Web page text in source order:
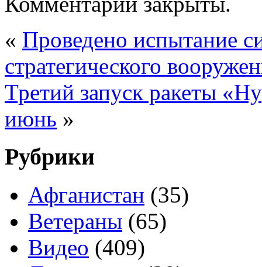
« Проведено испытание
стратегического
Третий запуск ракеты
июнь »
Рубрики
Афганистан (35)
Ветераны (65)
Видео (409)